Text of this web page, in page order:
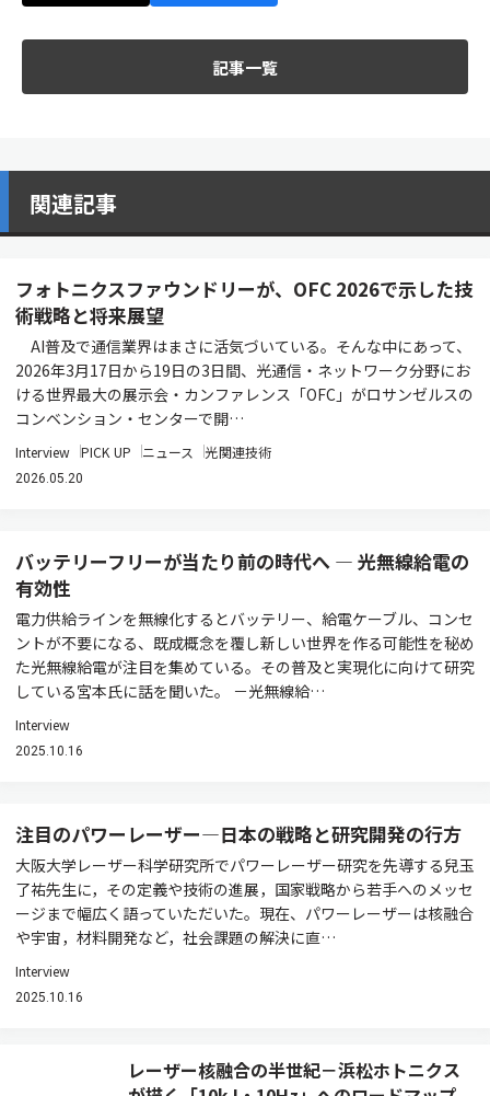
記事一覧
関連記事
フォトニクスファウンドリーが、OFC 2026で示した技
術戦略と将来展望
AI普及で通信業界はまさに活気づいている。そんな中にあって、
2026年3月17日から19日の3日間、光通信・ネットワーク分野にお
ける世界最大の展示会・カンファレンス「OFC」がロサンゼルスの
コンベンション・センターで開…
Interview PICK UP ニュース 光関連技術
2026.05.20
バッテリーフリーが当たり前の時代へ ― 光無線給電の
有効性
電力供給ラインを無線化するとバッテリー、給電ケーブル、コンセ
ントが不要になる、既成概念を覆し新しい世界を作る可能性を秘め
た光無線給電が注目を集めている。その普及と実現化に向けて研究
している宮本氏に話を聞いた。 －光無線給…
Interview
2025.10.16
注目のパワーレーザー―日本の戦略と研究開発の行方
大阪大学レーザー科学研究所でパワーレーザー研究を先導する兒玉
了祐先生に，その定義や技術の進展，国家戦略から若手へのメッセ
ージまで幅広く語っていただいた。現在、パワーレーザーは核融合
や宇宙，材料開発など，社会課題の解決に直…
Interview
2025.10.16
レーザー核融合の半世紀－浜松ホトニクス